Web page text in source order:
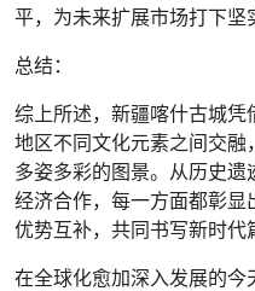
平，为未来扩展市场打下坚
总结：
综上所述，新疆喀什古城凭
地区不同文化元素之间交融
多姿多彩的图景。从历史
经济合作，每一方面都彰
优势互补，共同书写新时代
在全球化愈加深入发展的今